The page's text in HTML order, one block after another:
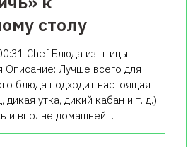
столу
Chef Блюда из птицы
Описание: Лучше всего для
блюда подходит настоящая
дикая утка, дикий кабан и т. д.),
и вполне домашней…